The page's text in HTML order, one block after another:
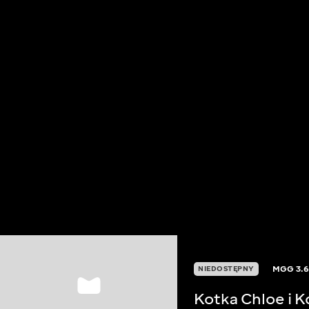
NIEDOSTĘPNY MGG3.6
Kotka Chloe i